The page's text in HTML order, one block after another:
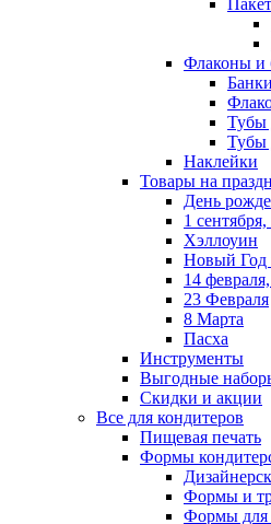
Флаконы и
Банки
Тубы
Тубы
Наклейки
Товары на
День
1
Хэллоуин
Новый Год
14
23 Февраля
8 Марта
Пасха
Инструменты
Выгодные
Скидки и акции
Все для кондитеров
Пищевая печать
Формы
Формы и
Формы для